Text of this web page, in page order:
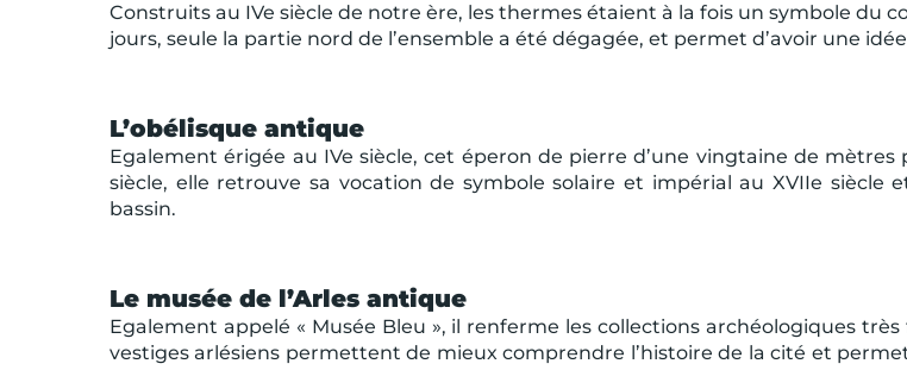
Construits au IVe siècle de notre ère, les thermes étaient à la fois un symbole du
jours, seule la partie nord de l’ensemble a été dégagée, et permet d’avoir une
L’obélisque antique
Egalement érigée au IVe siècle, cet éperon de pierre d’une vingtaine de
siècle, elle retrouve sa vocation de symbole solaire et impérial au XVIIe siècle
bassin.
Le musée de l’Arles antique
Egalement appelé « Musée Bleu », il renferme les collections archéologiques
vestiges arlésiens permettent de mieux comprendre l’histoire de la cité et